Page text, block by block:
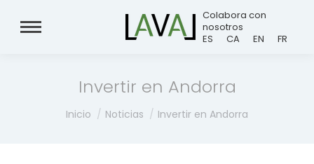
Colabora con
nosotros
ES
CA EN FR
Invertir en Andorra
Estás aquí:
Inicio Noticias Invertir en Andorra